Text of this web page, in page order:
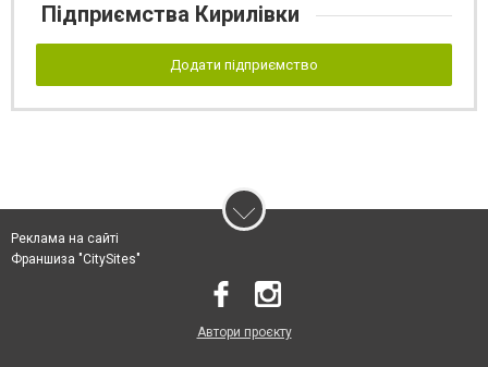
Підприємства Кирилівки
Додати підприємство
Реклама на сайті
Франшиза "CitySites"
Автори проєкту